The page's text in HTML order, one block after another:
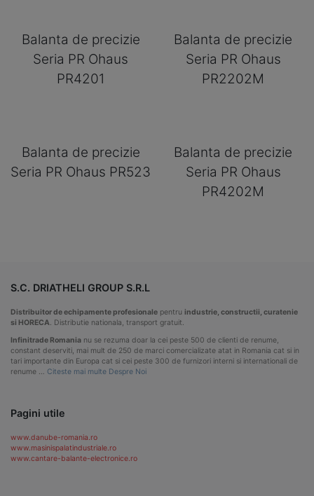
Balanta de precizie
Seria PR Ohaus
PR4201
Balanta de precizie
Seria PR Ohaus
PR2202M
Balanta de precizie
Seria PR Ohaus PR523
Balanta de precizie
Seria PR Ohaus
PR4202M
S.C. DRIATHELI GROUP S.R.L
Distribuitor de echipamente profesionale pentru industrie, constructii, curatenie
si HORECA . Distributie nationala, transport gratuit.
Infinitrade Romania nu se rezuma doar la cei peste 500 de clienti de renume,
constant deserviti, mai mult de 250 de marci comercializate atat in Romania cat si in
tari importante din Europa cat si cei peste 300 de furnizori interni si internationali de
renume … Citeste mai multe Despre Noi
Pagini utile
www.danube-romania.ro
www.masinispalatindustriale.ro
www.cantare-balante-electronice.ro